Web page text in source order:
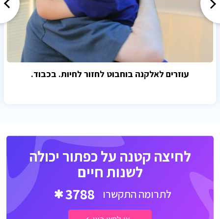
עוזרים לאלקנה בוחבוט לחזור לחיות. בכבוד.
לחיצה קטנה על כפתור יכולה
לשנות חיים
לתרומה התקשרו 3788